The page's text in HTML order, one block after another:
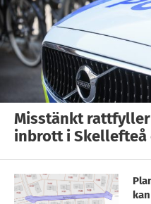
Misstänkt
inbrott i Skellefteå